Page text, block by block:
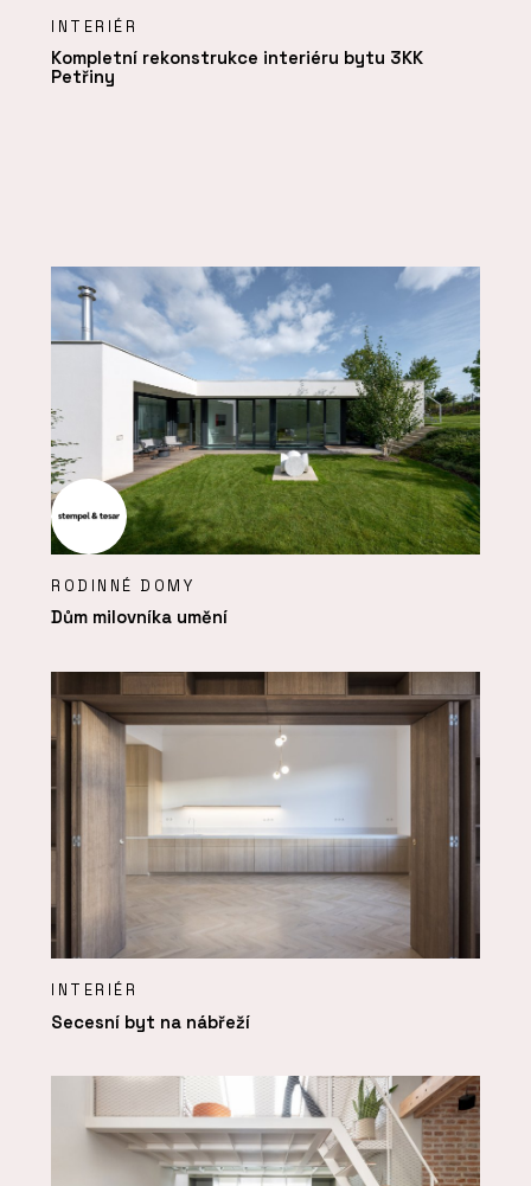
INTERIÉR
Kompletní rekonstrukce interiéru bytu 3KK
Petřiny
RODINNÉ DOMY
Dům milovníka umění
INTERIÉR
Secesní byt na nábřeží